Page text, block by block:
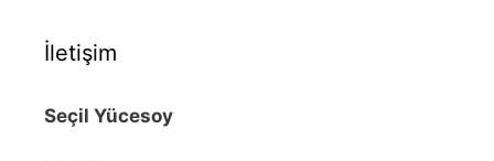
İletişim
Seçil Yücesoy